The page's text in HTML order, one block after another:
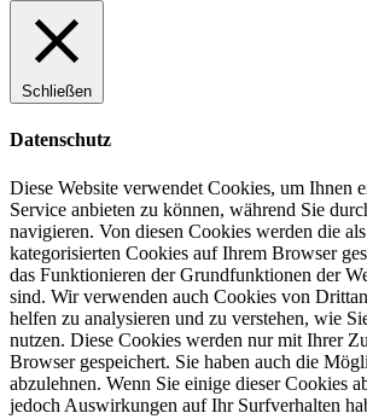
Schließen
Datenschutz
Diese Website verwendet Cookies, um Ihnen
Service anbieten zu können, während Sie
navigieren. Von diesen Cookies werden die
kategorisierten Cookies auf Ihrem Browser
das Funktionieren der Grundfunktionen der
sind. Wir verwenden auch Cookies von
helfen zu analysieren und zu verstehen, wie
nutzen. Diese Cookies werden nur mit Ihrer
Browser gespeichert. Sie haben auch die
abzulehnen. Wenn Sie einige dieser Cookies
jedoch Auswirkungen auf Ihr Surfverhalten